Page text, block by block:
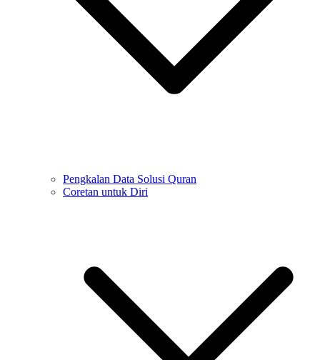
Pengkalan Data Solusi Quran
Coretan untuk Diri